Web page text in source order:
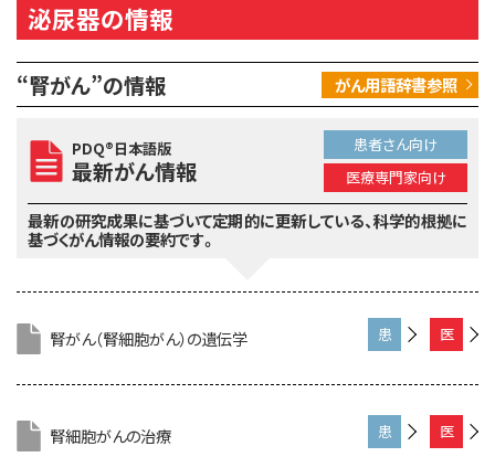
泌尿器の情報
“腎がん”の情報 がん用語辞書参照
PDQ®日本語版
最新がん情報
患者さん向け
医療専門家向け
最新の研究成果に基づいて定期的に更新している、科学的根拠に
基づくがん情報の要約です。
腎がん（腎細胞がん）の遺伝学
医
門
患
ん
腎細胞がんの治療
医
患